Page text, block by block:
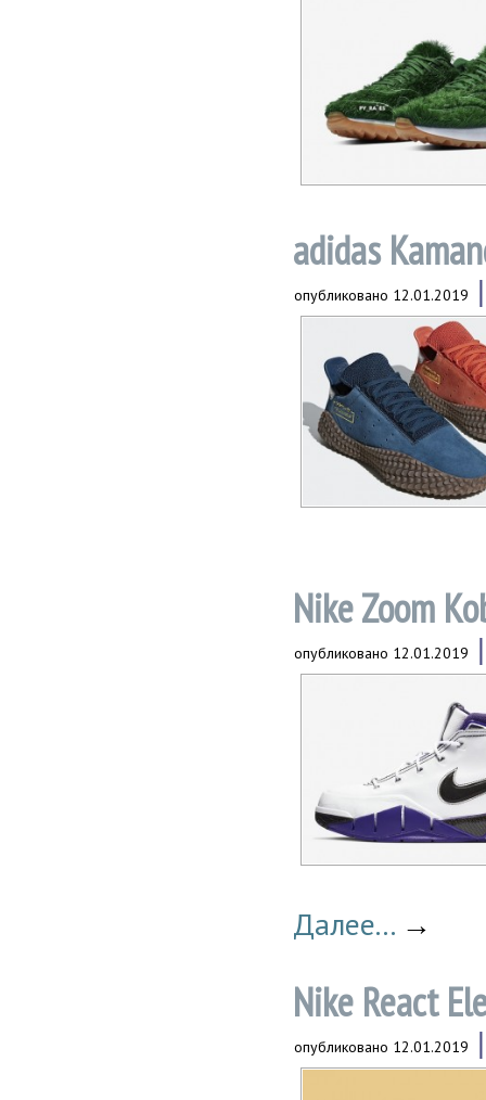
adidas
опубликовано 12.01.2019
Nike Zoom
опубликовано 12.01.2019
Далее... →
Nike React
опубликовано 12.01.2019